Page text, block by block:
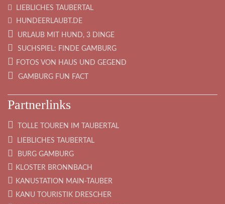
LIEBLICHES TAUBERTAL
HUNDEERLAUBT.DE
URLAUB MIT HUND, 3 DINGE
SUCHSPIEL: FINDE GAMBURG
FOTOS VON HAUS UND GEGEND
GAMBURG FUN FACT
Partnerlinks
TOLLE TOUREN IM TAUBERTAL
LIEBLICHES TAUBERTAL
BURG GAMBURG
KLOSTER BRONNBACH
KANUSTATION MAIN-TAUBER
KANU TOURISTIK DRESCHER